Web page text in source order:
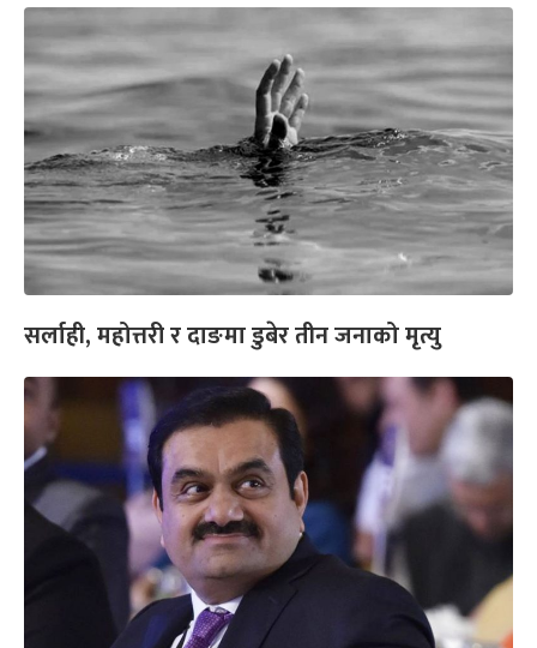
सर्लाही, महोत्तरी र दाङमा डुबेर तीन जनाको मृत्यु